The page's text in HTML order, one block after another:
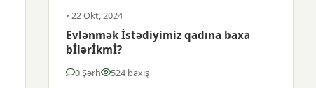
• 22 Okt, 2024
Evlənmək İstədiyimiz qadına baxa
bİlərİkmİ?
0 Şərh 524 baxış